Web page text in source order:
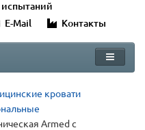
E-Mail Контакты
кровати
Armed с